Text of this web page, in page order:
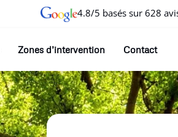
4.8/5 basés sur 628
Zones d’intervention Contact